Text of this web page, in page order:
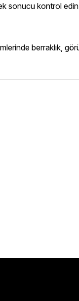
sonucu kontrol
berraklık,